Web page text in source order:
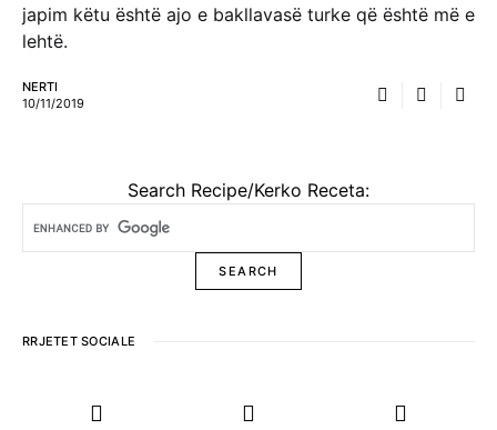
japim këtu është ajo e bakllavasë turke që është më e
lehtë.
NERTI
10/11/2019
Search Recipe/Kerko Receta:
RRJETET SOCIALE